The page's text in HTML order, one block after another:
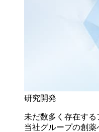
研究開発
未だ数多く存在する
当社グループの創